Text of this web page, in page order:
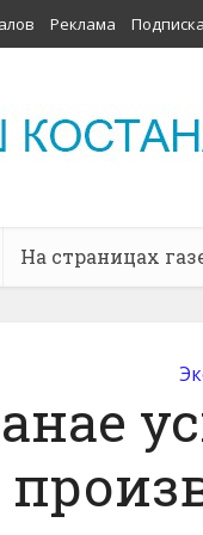
Реклама Подписка
На страницах